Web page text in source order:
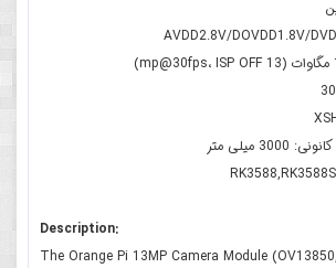
Description:
The Orange Pi 13MP Camera Module